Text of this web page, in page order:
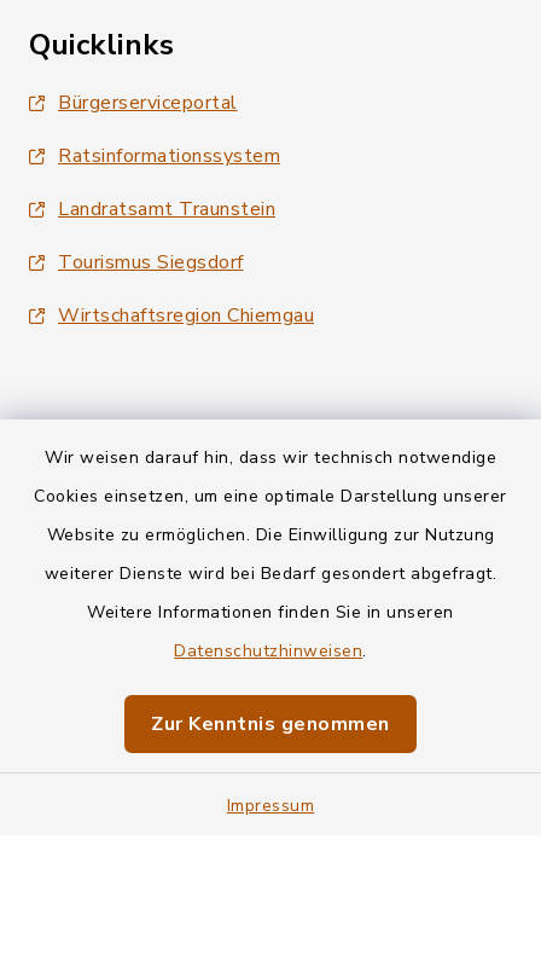
Wir weisen darauf hin, dass wir technisch notwendige
Cookies einsetzen, um eine optimale Darstellung unserer
Website zu ermöglichen. Die Einwilligung zur Nutzung
weiterer Dienste wird bei Bedarf gesondert abgefragt.
Weitere Informationen finden Sie in unseren
Datenschutzhinweisen.
Zur Kenntnis genommen
Impressum
Quicklinks
Bürgerserviceportal
Ratsinformationssystem
Landratsamt Traunstein
Tourismus Siegsdorf
Wirtschaftsregion Chiemgau
Kontakt
Informationspflichten
Impressum
Sitemap